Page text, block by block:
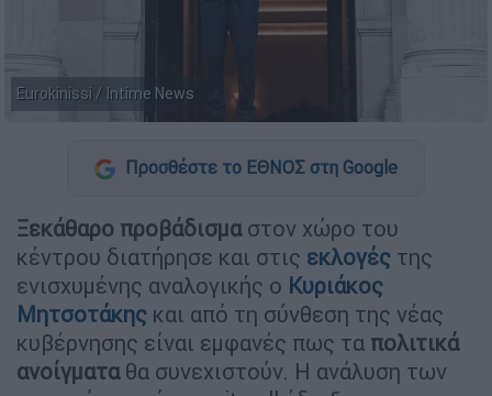
Eurokinissi / Intime News
Προσθέστε το ΕΘΝΟΣ στη Google
Ξεκάθαρο προβάδισμαστον χώρο του
κέντρου διατήρησε και στις εκλογές της
ενισχυμένης αναλογικής ο Κυριάκος
Μητσοτάκης και από τη σύνθεση της νέας
κυβέρνησης είναι εμφανές πως τα πολιτικά
ανοίγματαθα συνεχιστούν. Η ανάλυση των